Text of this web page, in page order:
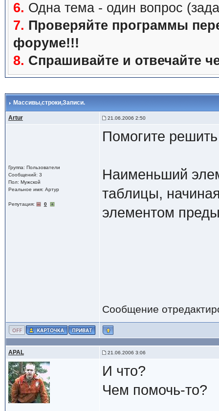
6. Одна тема - один вопрос
7. Проверяйте программы
форуме!!!
8. Спрашивайте и отвечайте
Массивы,строки,Записи.
Artur 21.06.2006 2:50
Группа: Пользователи
Сообщений: 3
Пол: Мужской
Реальное имя: Артур
Репутация: 0
Помогите
Наименьший
таблицы,
элементом
Сообщение
APAL 21.06.2006 3:06
И что?
Чем помочь-то?